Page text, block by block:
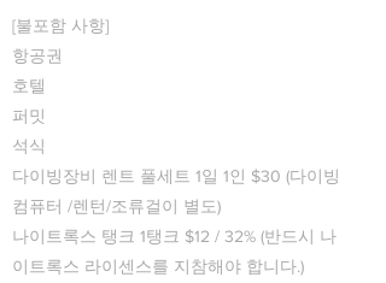
[불포함 사항]
항공권
호텔
퍼밋
석식
다이빙장비 렌트 풀세트 1일 1인 $30 (다이빙
컴퓨터 /렌턴/조류걸이 별도)
나이트록스 탱크 1탱크 $12 / 32% (반드시 나
이트록스 라이센스를 지참해야 합니다.)